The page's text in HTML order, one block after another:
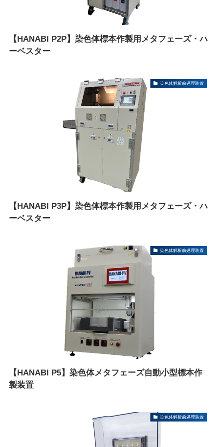
【HANABI P2P】染色体標本作製用メタフェーズ・ハ
ーベスター
染色体解析前処理装置
【HANABI P3P】染色体標本作製用メタフェーズ・ハ
ーベスター
染色体解析前処理装置
【HANABI P5】染色体メタフェーズ自動小型標本作
製装置
染色体解析前処理装置